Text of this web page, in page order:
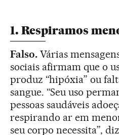
1. Respiramos
Falso. Várias
sociais afirmam que o
produz “hipóxia” ou
sangue. “Seu uso
pessoas saudáveis
respirando ar em
seu corpo necessita”,